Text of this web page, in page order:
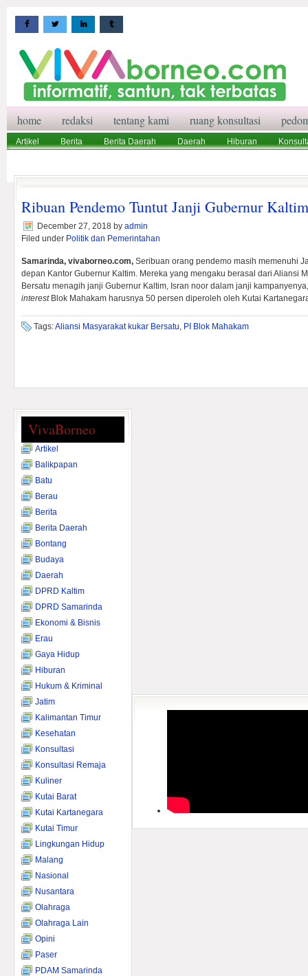
home redaksi tentang kami ruang konsultasi
Artikel Berita Berita Daerah Daerah Hiburan
Ribuan Pendemo Tuntut Janji Gubernur
December 27, 2018 by admin
Filed under Politik dan Pemerintahan
Samarinda, vivaborneo.com, Seribuan orang pendemo masih memenuhi
depan Kantor Gubernur Kaltim. Mereka yang mengaku berasal dari Aliansi
Bersatu menagih janji Gubernur Kaltim, Isran noor dalam janji
interestBlok Mahakam harusnya 50 persen diperoleh oleh Kutai
Tags:Aliansi Masyarakat kukar Bersatu, PI Blok Mahakam
VivaBorneo
Artikel
Balikpapan
Batu
Berau
Berita
Berita Daerah
Bontang
Budaya
Daerah
DPRD Kaltim
DPRD Samarinda
Ekonomi & Bisnis
Erau
Gaya Hidup
Hiburan
Hukum & Kriminal
Jatim
Kalimantan Timur
Kesehatan
Konsultasi
Konsultasi Remaja
Kuliner
Kutai Barat
Kutai Kartanegara
Kutai Timur
Lingkungan Hidup
Malang
Nasional
Nusantara
Olahraga
Olahraga Lain
Opini
Paser
PDAM Samarinda